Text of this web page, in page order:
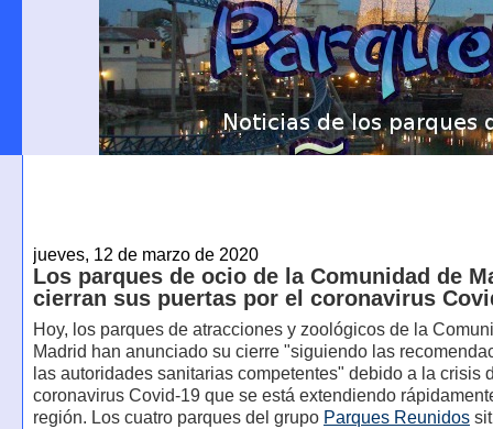
jueves, 12 de marzo de 2020
Los parques de ocio de la Comunidad de
cierran sus puertas por el coronavirus
Hoy, los parques de atracciones y zoológicos de la
Madrid han anunciado su cierre "siguiendo las
las autoridades sanitarias competentes" debido a la crisis
coronavirus Covid-19 que se está extendiendo
región. Los cuatro parques del grupo Parques Reunidos